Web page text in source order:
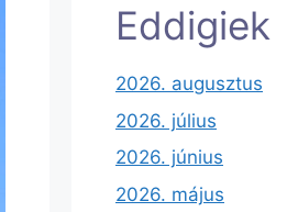
Eddigiek
2026. augusztus
2026. július
2026. június
2026. május